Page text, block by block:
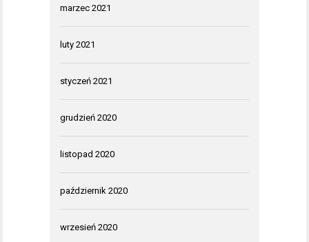
marzec 2021
luty 2021
styczeń 2021
grudzień 2020
listopad 2020
październik 2020
wrzesień 2020